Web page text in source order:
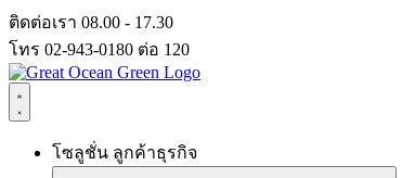
Skip
to
content
ติดต่อเรา 08.00 - 17.30
โทร 02-943-0180 ต่อ 120
โซลูชั่น ลูกค้าธุรกิจ